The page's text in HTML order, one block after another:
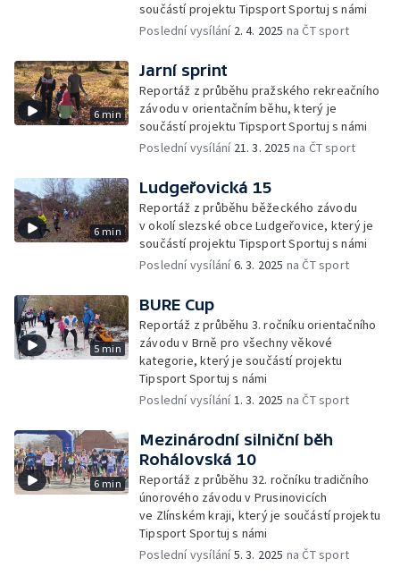
součástí projektu Tipsport Sportuj s námi
Poslední vysílání 2. 4. 2025 na ČT sport
6 min
Jarní sprint
Reportáž z průběhu pražského rekreačního
závodu v orientačním běhu, který je
součástí projektu Tipsport Sportuj s námi
Poslední vysílání 21. 3. 2025 na ČT sport
6 min
Ludgeřovická 15
Reportáž z průběhu běžeckého závodu
v okolí slezské obce Ludgeřovice, který je
součástí projektu Tipsport Sportuj s námi
Poslední vysílání6. 3. 2025 na ČT sport
5 min
BURE Cup
Reportáž z průběhu 3. ročníku orientačního
závodu v Brně pro všechny věkové
kategorie, který je součástí projektu
Tipsport Sportuj s námi
Poslední vysílání1. 3. 2025 na ČT sport
6 min
Mezinárodní silniční běh
Rohálovská 10
Reportáž z průběhu 32. ročníku tradičního
únorového závodu v Prusinovicích
ve Zlínském kraji, který je součástí projektu
Tipsport Sportuj s námi
Poslední vysílání5. 3. 2025 na ČT sport